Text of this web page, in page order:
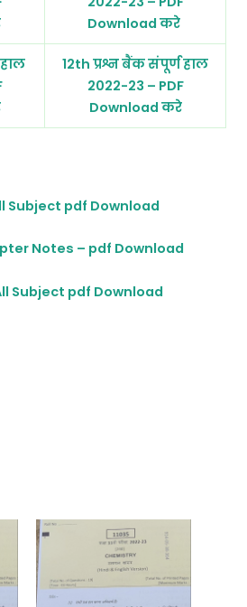
Download करे
12th प्रश्न बैंक संपूर्ण हाल
2022-23 – PDF
Download करे
Subject pdf Download
Notes – pdf Download
Subject pdf Download